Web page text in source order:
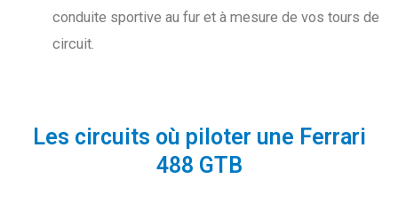
conduite sportive au fur et à mesure de vos tours de
circuit.
Les circuits où piloter une Ferrari
488 GTB